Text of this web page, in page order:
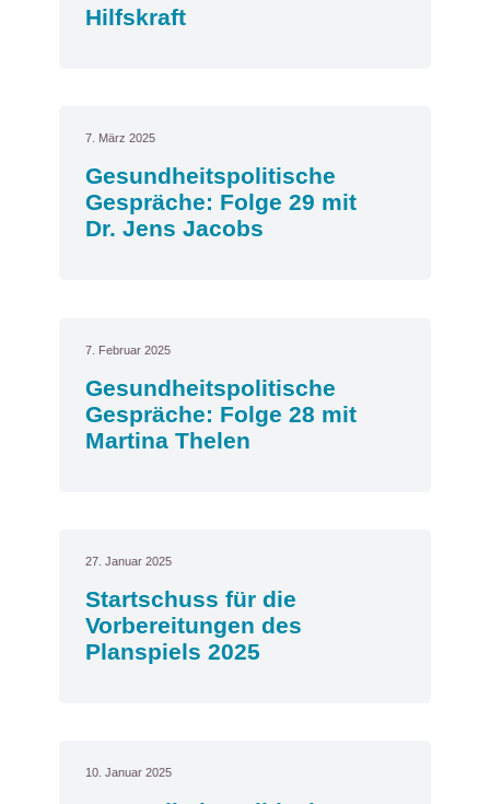
Hilfskraft
7. März 2025
Gesundheitspolitische
Gespräche: Folge 29 mit
Dr. Jens Jacobs
7. Februar 2025
Gesundheitspolitische
Gespräche: Folge 28 mit
Martina Thelen
27. Januar 2025
Startschuss für die
Vorbereitungen des
Planspiels 2025
10. Januar 2025